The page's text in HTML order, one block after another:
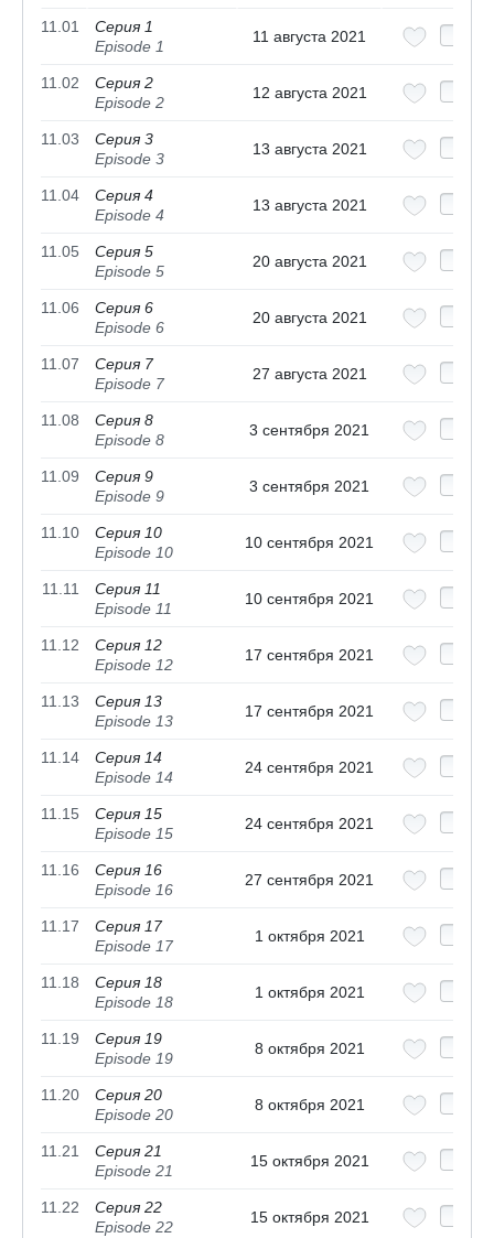
11.01
Серия 1
Episode 1
11 августа 2021
11.02
Серия 2
Episode 2
12 августа 2021
11.03
Серия 3
Episode 3
13 августа 2021
11.04
Серия 4
Episode 4
13 августа 2021
11.05
Серия 5
Episode 5
20 августа 2021
11.06
Серия 6
Episode 6
20 августа 2021
11.07
Серия 7
Episode 7
27 августа 2021
11.08
Серия 8
Episode 8
3 сентября 2021
11.09
Серия 9
Episode 9
3 сентября 2021
11.10
Серия 10
Episode 10
10 сентября 2021
11.11
Серия 11
Episode 11
10 сентября 2021
11.12
Серия 12
Episode 12
17 сентября 2021
11.13
Серия 13
Episode 13
17 сентября 2021
11.14
Серия 14
Episode 14
24 сентября 2021
11.15
Серия 15
Episode 15
24 сентября 2021
11.16
Серия 16
Episode 16
27 сентября 2021
11.17
Серия 17
Episode 17
1 октября 2021
11.18
Серия 18
Episode 18
1 октября 2021
11.19
Серия 19
Episode 19
8 октября 2021
11.20
Серия 20
Episode 20
8 октября 2021
11.21
Серия 21
Episode 21
15 октября 2021
11.22
Серия 22
Episode 22
15 октября 2021